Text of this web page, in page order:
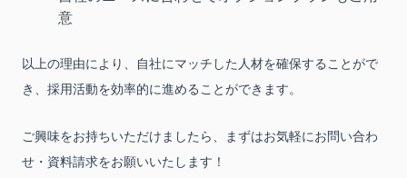
意
以上の理由により、自社にマッチした人材を確保することがで
き、採用活動を効率的に進めることができます。
ご興味をお持ちいただけましたら、まずはお気軽にお問い合わ
せ・資料請求をお願いいたします！